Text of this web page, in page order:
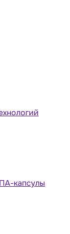
капсулы